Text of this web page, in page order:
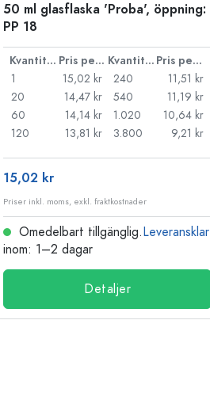
50 ml glasflaska 'Proba', öppning:
PP 18
Kvantitet Pris per styck Kvantitet
Pris per styck
1
15,02 kr
20
14,47 kr
60
14,14 kr
120
13,81 kr
240
11,51 kr
540
11,19 kr
1.020
10,64 kr
3.800
9,21 kr
15,02 kr
Priser inkl. moms, exkl. fraktkostnader
Omedelbart tillgänglig.Leveransklar
inom: 1–2 dagar
Detaljer